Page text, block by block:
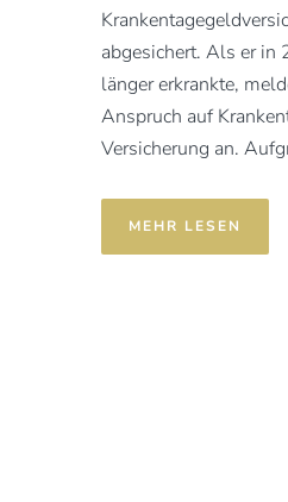
abgesichert. Als er in
länger erkrankte,
Anspruch auf
Versicherung an.
MEHR LESEN